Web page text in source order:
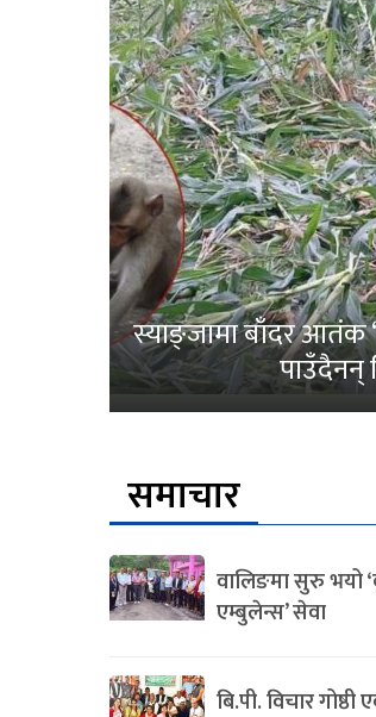
स्याङ्जामा बाँदर आतंक
पाउँदैनन्
समाचार
वालिङमा सुरु भयो
एम्बुलेन्स’ सेवा
बि.पी. विचार गोष्ठी